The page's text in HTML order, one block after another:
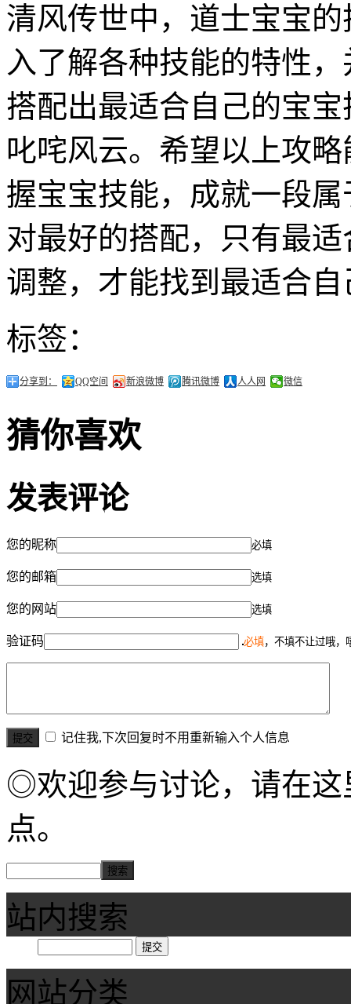
清风传世中，道士宝宝
入了解各种技能的特性
搭配出最适合自己的宝
叱咤风云。希望以上攻
握宝宝技能，成就一段
对最好的搭配，只有最
调整，才能找到最适合
标签：
分享到： QQ空间 新浪微博 腾讯微博 人人网 微信
猜你喜欢
发表评论
您的昵称 必填
您的邮箱 选填
您的网站 选填
验证码 必填，不填不让过哦，
记住我,下次回复时不用重新输入个人信息
◎欢迎参与讨论，请在这
点。
站内搜索
网站分类